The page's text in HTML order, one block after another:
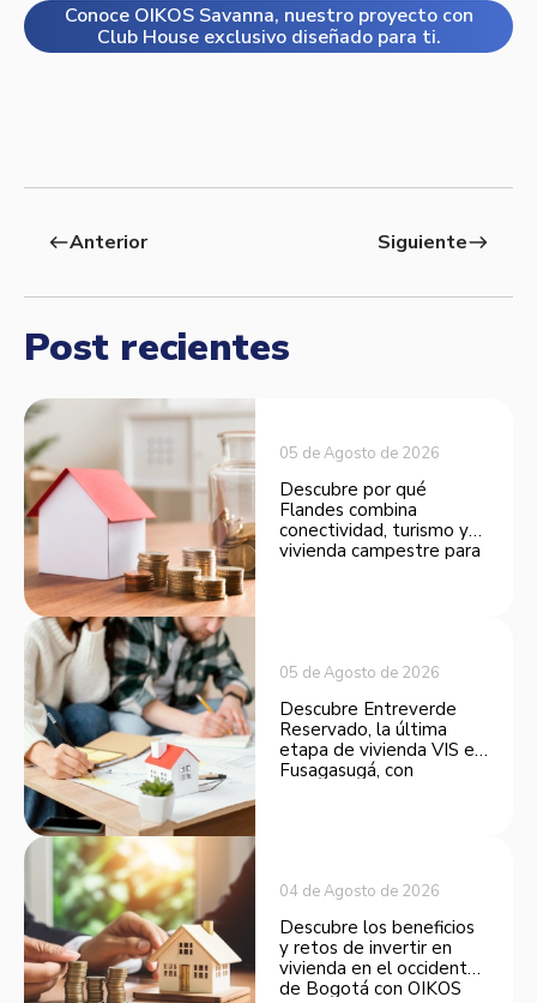
Conoce OIKOS Savanna, nuestro proyecto con
Club House exclusivo diseñado para ti.
westAnterior Siguienteeast
Post recientes
05 de Agosto de 2026
Descubre por qué
Flandes combina
conectividad, turismo y
vivienda campestre para
05 de Agosto de 2026
Descubre Entreverde
Reservado, la última
etapa de vivienda VIS en
Fusagasugá, con
04 de Agosto de 2026
Descubre los beneficios
y retos de invertir en
vivienda en el occidente
de Bogotá con OIKOS